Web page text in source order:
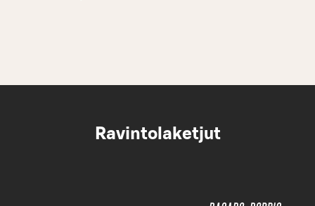
Ravintolaketjut